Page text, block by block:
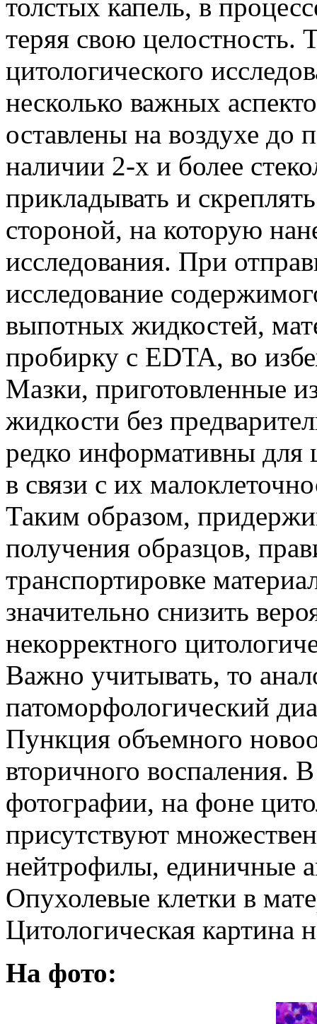
толстых капель, в
теряя свою целостность.
цитологического
несколько важных
оставлены на воздухе
наличии 2-х и более
прикладывать и
стороной, на которую
исследования. При
исследование
выпотных жидкостей,
пробирку с EDTA, во
Мазки, приготовленные
жидкости без
редко информативны для
в связи с их
Таким образом,
получения образцов,
транспортировке
значительно снизить
некорректного
Важно учитывать, то
патоморфологический
Пункция объемного
вторичного воспаления.
фотографии, на фоне
присутствуют
нейтрофилы, единичные
Опухолевые клетки в
Цитологическая картина
На фото: